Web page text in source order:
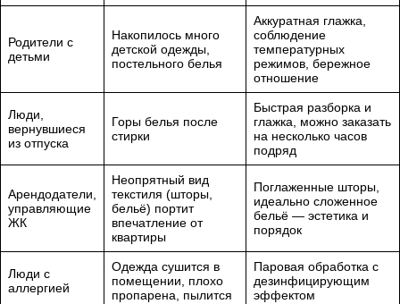
Родители с
детьми
Накопилось много
детской одежды,
постельного белья
Аккуратная глажка,
соблюдение
температурных
режимов, бережное
отношение
Люди,
вернувшиеся
из отпуска
Горы белья после
стирки
Быстрая разборка и
глажка, можно заказать
на несколько часов
подряд
Арендодатели,
управляющие
ЖК
Неопрятный вид
текстиля (шторы,
бельё) портит
впечатление от
квартиры
Поглаженные шторы,
идеально сложенное
бельё — эстетика и
порядок
Люди с
аллергией
Одежда сушится в
помещении, плохо
пропарена, пылится
Паровая обработка с
дезинфицирующим
эффектом